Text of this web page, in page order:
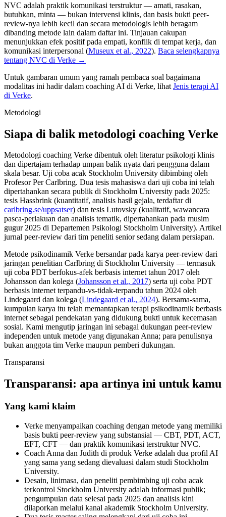
NVC adalah praktik komunikasi terstruktur — amati, rasakan,
butuhkan, minta — bukan intervensi klinis, dan basis bukti peer-
review-nya lebih kecil dan secara metodologis lebih beragam
dibanding metode lain dalam daftar ini. Tinjauan cakupan
menunjukkan efek positif pada empati, konflik di tempat kerja, dan
komunikasi interpersonal (Museux et al., 2022). Baca selengkapnya
tentang NVC di Verke →
Untuk gambaran umum yang ramah pembaca soal bagaimana
modalitas ini hadir dalam coaching AI di Verke, lihat Jenis terapi AI
di Verke.
Metodologi
Siapa di balik metodologi coaching Verke
Metodologi coaching Verke dibentuk oleh literatur psikologi klinis
dan dipertajam terhadap umpan balik nyata dari pengguna dalam
skala besar. Uji coba acak Stockholm University dibimbing oleh
Profesor Per Carlbring. Dua tesis mahasiswa dari uji coba ini telah
dipertahankan secara publik di Stockholm University pada 2025:
tesis Hassbrink (kuantitatif, analisis hasil gejala, terdaftar di
carlbring.se/uppsatser) dan tesis Lutovsky (kualitatif, wawancara
pasca-perlakuan dan analisis tematik, dipertahankan pada musim
gugur 2025 di Departemen Psikologi Stockholm University). Artikel
jurnal peer-review dari tim peneliti senior sedang dalam persiapan.
Metode psikodinamik Verke bersandar pada karya peer-review dari
jaringan penelitian Carlbring di Stockholm University — termasuk
uji coba PDT berfokus-afek berbasis internet tahun 2017 oleh
Johansson dan kolega (Johansson et al., 2017) serta uji coba PDT
berbasis internet terpandu-vs-tidak-terpandu tahun 2024 oleh
Lindegaard dan kolega (Lindegaard et al., 2024). Bersama-sama,
kumpulan karya itu telah memantapkan terapi psikodinamik berbasis
internet sebagai pendekatan yang didukung bukti untuk kecemasan
sosial. Kami mengutip jaringan ini sebagai dukungan peer-review
independen untuk metode yang digunakan Anna; para penulisnya
bukan anggota tim Verke maupun pemberi dukungan.
Transparansi
Transparansi: apa artinya ini untuk kamu
Yang kami klaim
Verke menyampaikan coaching dengan metode yang memiliki
basis bukti peer-review yang substansial — CBT, PDT, ACT,
EFT, CFT — dan praktik komunikasi terstruktur NVC.
Coach Anna dan Judith di produk Verke adalah dua profil AI
yang sama yang sedang dievaluasi dalam studi Stockholm
University.
Desain, linimasa, dan peneliti pembimbing uji coba acak
terkontrol Stockholm University adalah informasi publik;
pengumpulan data selesai pada 2025 dan analisis kini
dilaporkan melalui kanal akademik Stockholm University.